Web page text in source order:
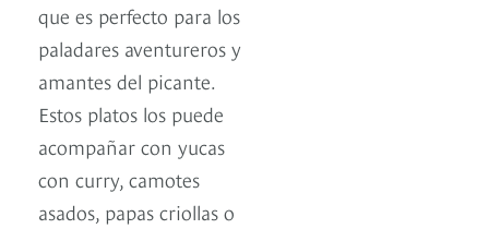
que es perfecto para los
paladares aventureros y
amantes del picante.
Estos platos los puede
acompañar con yucas
con curry, camotes
asados, papas criollas o